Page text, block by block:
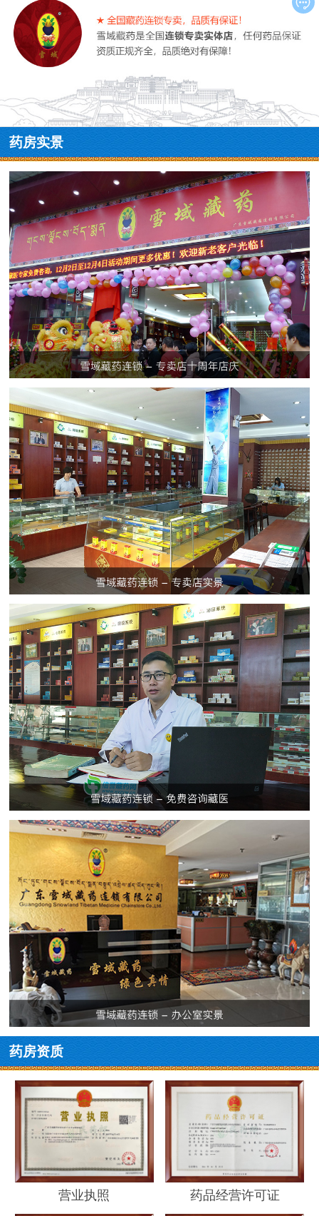
药房实景
药房资质
营业执照 药品经营许可证